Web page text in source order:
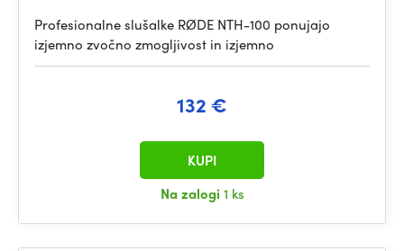
Profesionalne slušalke RØDE NTH-100 ponujajo
izjemno zvočno zmogljivost in izjemno
132 €
Na zalogi 1 ks
KUPI